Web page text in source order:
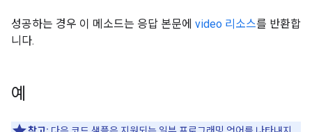
성공하는 경우 이 메소드는 응답 본문에 video 리소스를 반환합
니다.
예